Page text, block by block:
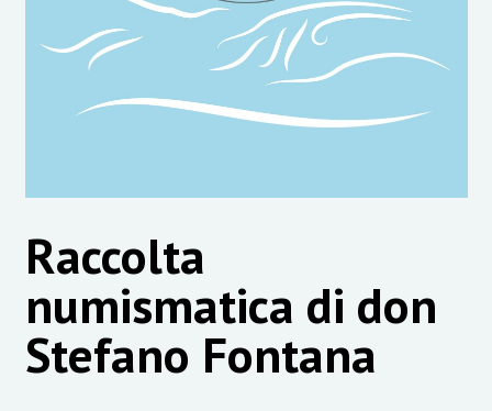
Raccolta
numismatica di don
Stefano Fontana